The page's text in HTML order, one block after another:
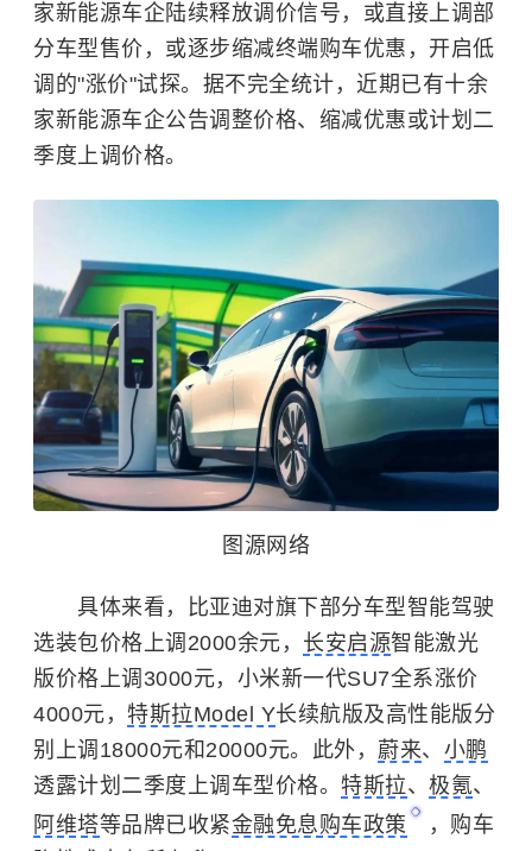
家新能源车企陆续释放调价信号，或直接上调部
分车型售价，或逐步缩减终端购车优惠，开启低
调的"涨价"试探。据不完全统计，近期已有十余
家新能源车企公告调整价格、缩减优惠或计划二
季度上调价格。
图源网络
具体来看，比亚迪对旗下部分车型智能驾驶
选装包价格上调2000余元， 长安启源智能激光
版价格上调3000元，小米新一代SU7全系涨价
4000元， 特斯拉Model Y长续航版及高性能版分
别上调18000元和20000元。此外， 蔚来、 小鹏
透露计划二季度上调车型价格。 特斯拉、 极氪、
阿维塔等品牌已收紧金融免息购车政策
，购车